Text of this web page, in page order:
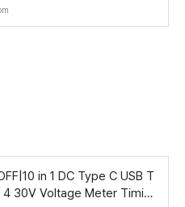
volt ammeter detector po
in 1 DC Type C USB T
30V Voltage Meter Timing